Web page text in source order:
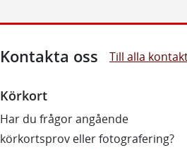
Kontakta oss Till alla
Körkort
Har du frågor angående
körkortsprov eller fotografering?